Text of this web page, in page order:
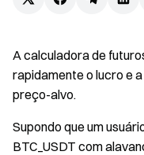
A calculadora de
rapidamente o lucro e
preço-alvo.
Supondo que um
BTC_USDT com